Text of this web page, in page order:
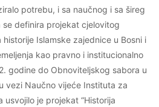
potrebu, i sa naučnog i sa šireg
definira projekat cjelovitog
Islamske zajednice u Bosni i
kao pravno i institucionalno
godine do Obnoviteljskog sabora u
vezi Naučno vijeće Instituta za
usvojilo je projekat “Historija